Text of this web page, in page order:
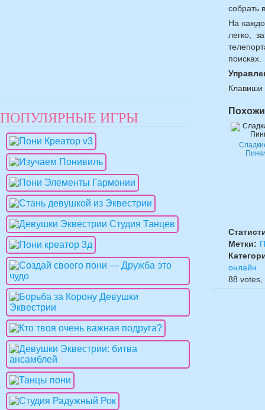
собрать
На
легко,
поисках.
Клавиши
Метки:
онлайн
88
ПОПУЛЯРНЫЕ ИГРЫ